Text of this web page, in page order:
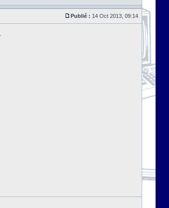
Publié : 14 Oct 2013, 09:14